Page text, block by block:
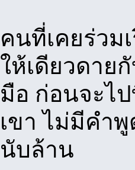
คนที่เคยร่วม
ให้เดียวดาย
มือ ก่อนจะไ
เขา ไม่มีคำ
นับล้าน